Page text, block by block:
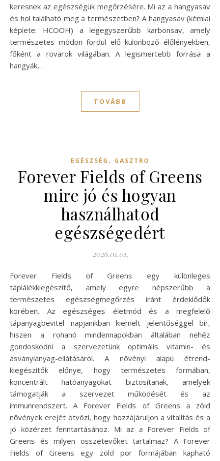
keresnek az egészségük megőrzésére. Mi az a hangyasav
és hol található meg a természetben? A hangyasav (kémiai
képlete: HCOOH) a legegyszerűbb karbonsav, amely
természetes módon fordul elő különböző élőlényekben,
főként a rovarok világában. A legismertebb forrása a
hangyák,…
TOVÁBB
EGÉSZSÉG , GASZTRO
Forever Fields of Greens
mire jó és hogyan
használhatod
egészségedért
2026.01.01.
Forever Fields of Greens egy különleges
táplálékkiegészítő, amely egyre népszerűbb a
természetes egészségmegőrzés iránt érdeklődők
körében. Az egészséges életmód és a megfelelő
tápanyagbevitel napjainkban kiemelt jelentőséggel bír,
hiszen a rohanó mindennapokban általában nehéz
gondoskodni a szervezetünk optimális vitamin- és
ásványianyag-ellátásáról. A növényi alapú étrend-
kiegészítők előnye, hogy természetes formában,
koncentrált hatóanyagokat biztosítanak, amelyek
támogatják a szervezet működését és az
immunrendszert. A Forever Fields of Greens a zöld
növények erejét ötvözi, hogy hozzájáruljon a vitalitás és a
jó közérzet fenntartásához. Mi az a Forever Fields of
Greens és milyen összetevőket tartalmaz? A Forever
Fields of Greens egy zöld por formájában kapható